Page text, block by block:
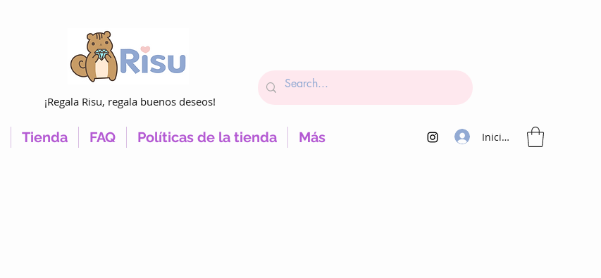
¡Regala Risu, regala buenos deseos!
Tienda FAQ Políticas de la tienda Más Iniciar sesión